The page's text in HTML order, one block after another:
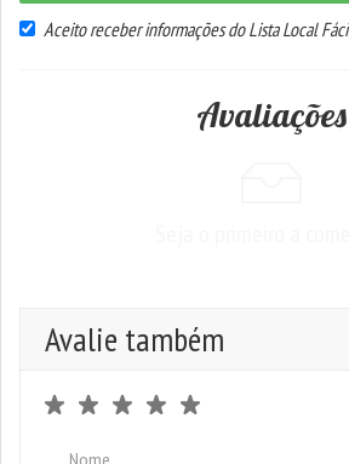
Aceito receber informações do Lista Local
Avaliações
Avalie também